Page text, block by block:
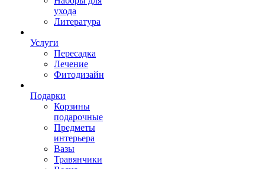
ухода
Литература
Услуги
Пересадка
Лечение
Фитодизайн
Подарки
Корзины
подарочные
Предметы
интерьера
Вазы
Травянчики